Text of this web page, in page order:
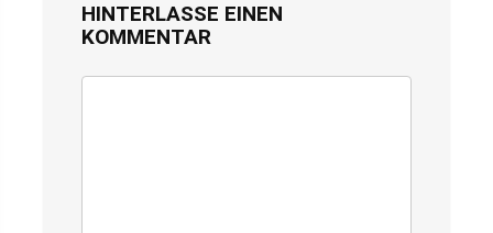
HINTERLASSE EINEN
KOMMENTAR